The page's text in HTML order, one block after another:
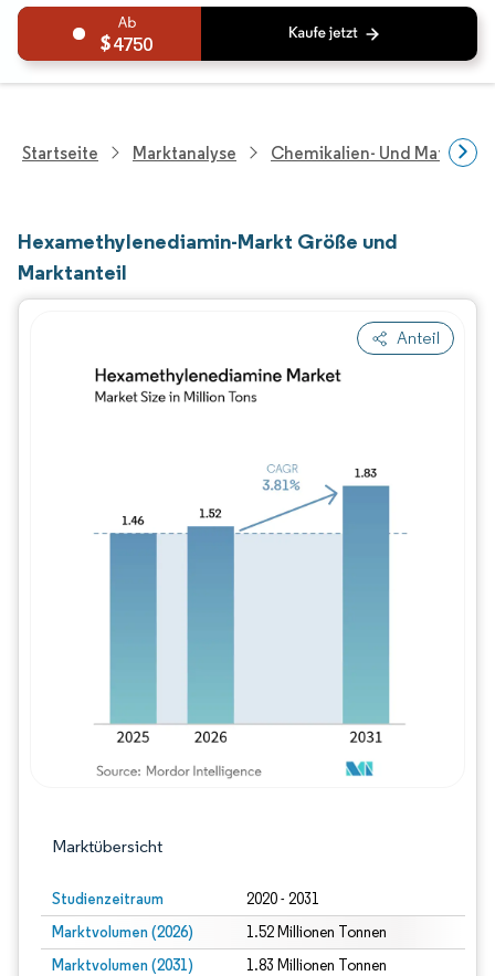
4750
Startseite Marktanalyse Chemikalien- Und
Hexamethylenediamin-Markt Größe und
Marktanteil
Anteil
Marktübersicht
Studienzeitraum 2020 - 2031
Marktvolumen (2026) 1.52 Millionen Tonnen
Marktvolumen (2031) 1.83 Millionen Tonnen